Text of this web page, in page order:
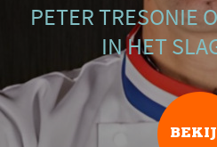
PETER TRESONIE
IN HET